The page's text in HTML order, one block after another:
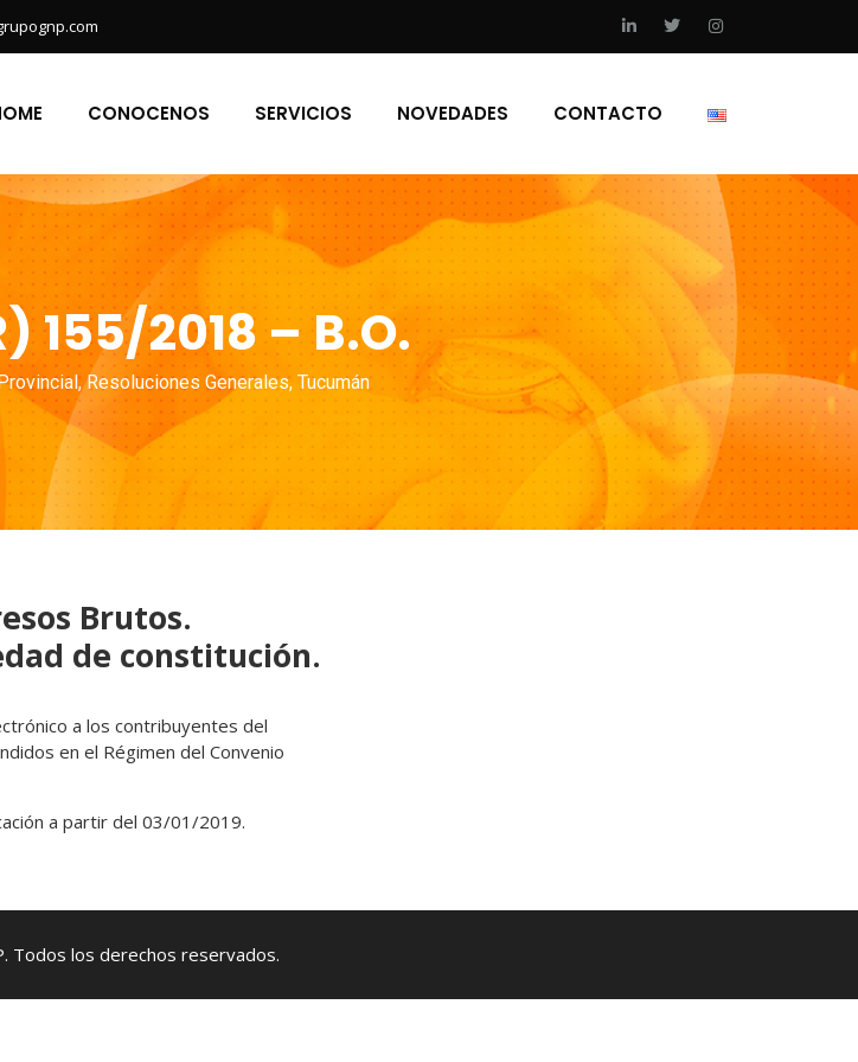
CONOCENOS SERVICIOS NOVEDADES CONTACTO
155/2018 – B.O.
,Resoluciones Generales, Tucumán
Brutos.
de constitución.
a los contribuyentes del
en el Régimen del Convenio
a partir del 03/01/2019.
Todos los derechos reservados.